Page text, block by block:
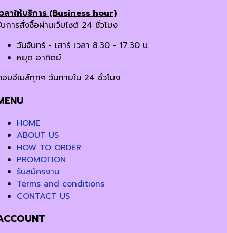
ลาให้บริการ (Business hour)
การสั่งซื้อผ่านเว็บไซต์ 24 ชั่วโมง
วันจันทร์ - เสาร์ เวลา 8.30 - 17.30 น.
หยุด อาทิตย์
บอีเมล์ทุกๆ วันภายใน 24 ชั่วโมง
HOME
ABOUT US
HOW TO ORDER
PROMOTION
รับสมัครงาน
Terms and conditions
CONTACT US